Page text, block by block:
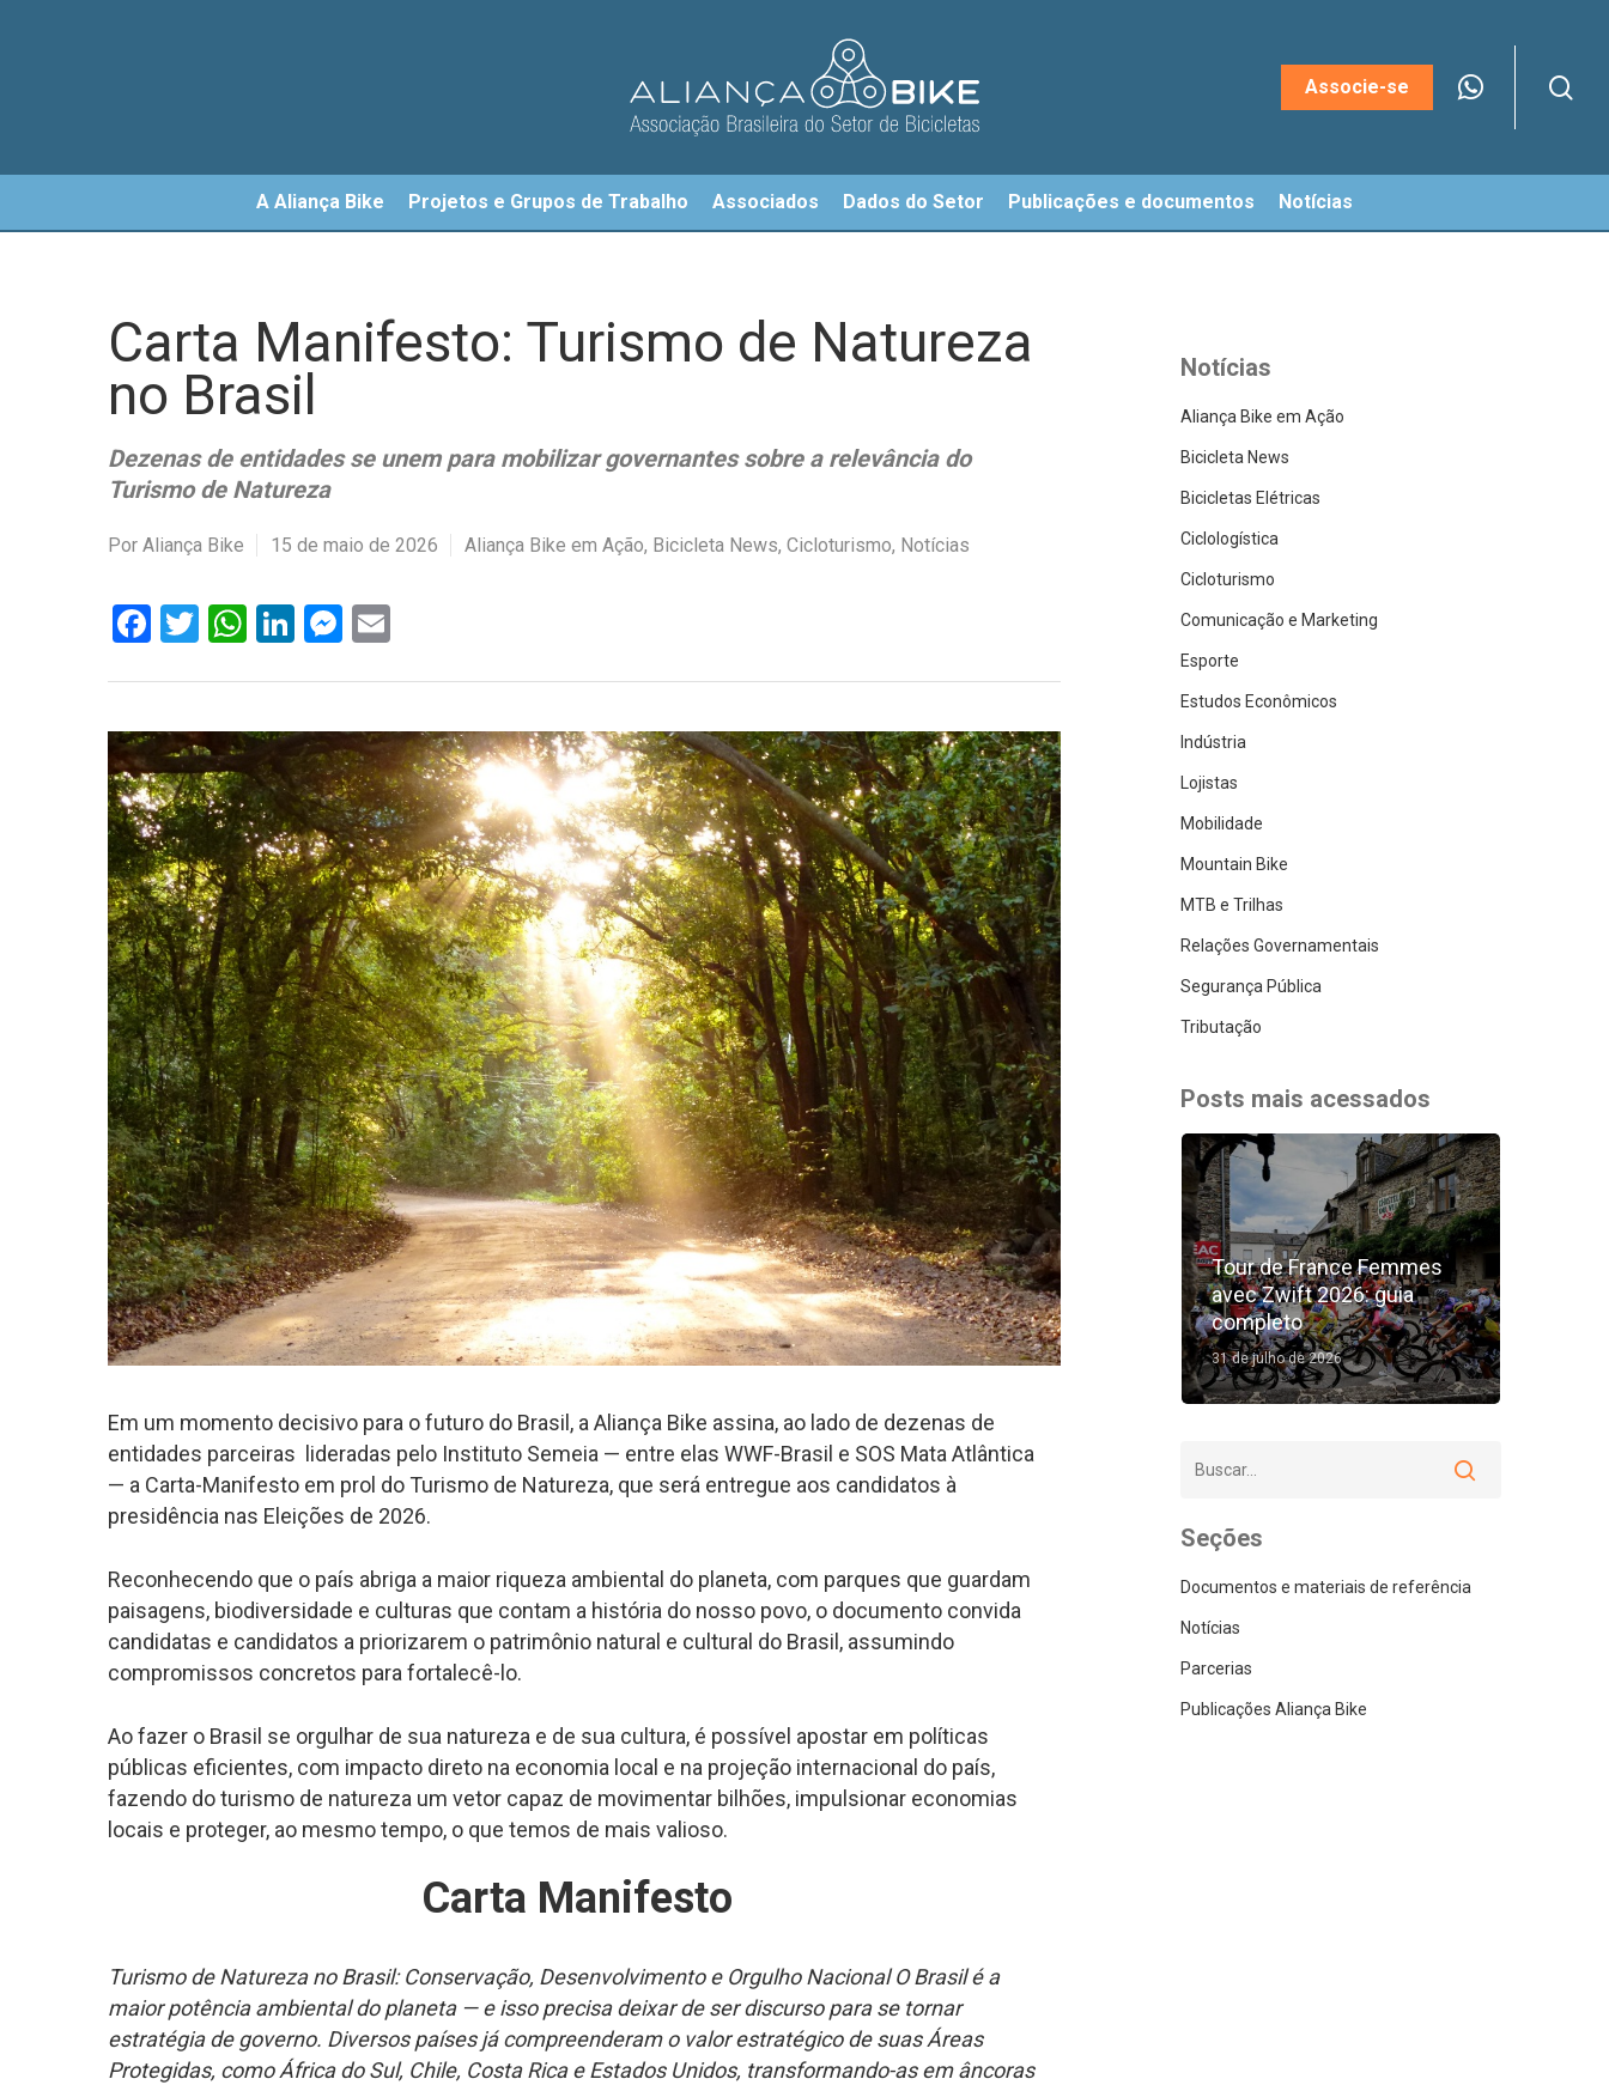
Hit enter to search or ESC to close
Associe-se
A Aliança Bike Projetos e Grupos de Trabalho Associados Dados do Setor Publicações e documentos Notícias
Carta Manifesto: Turismo de Natureza
no Brasil
Dezenas de entidades se unem para mobilizar governantes sobre a relevância do
Turismo de Natureza
Por Aliança Bike 15 de maio de 2026 Aliança Bike em Ação, Bicicleta News, Cicloturismo, Notícias
Facebook
Twitter
WhatsApp
LinkedIn
Messenger
Em um momento decisivo para o futuro do Brasil, a Aliança Bike assina, ao lado de dezenas de
entidades parceiras lideradas pelo Instituto Semeia — entre elas WWF-Brasil e SOS Mata Atlântica
— a Carta-Manifesto em prol do Turismo de Natureza, que será entregue aos candidatos à
presidência nas Eleições de 2026.
Reconhecendo que o país abriga a maior riqueza ambiental do planeta, com parques que guardam
paisagens, biodiversidade e culturas que contam a história do nosso povo, o documento convida
candidatas e candidatos a priorizarem o patrimônio natural e cultural do Brasil, assumindo
compromissos concretos para fortalecê-lo.
Ao fazer o Brasil se orgulhar de sua natureza e de sua cultura, é possível apostar em políticas
públicas eficientes, com impacto direto na economia local e na projeção internacional do país,
fazendo do turismo de natureza um vetor capaz de movimentar bilhões, impulsionar economias
locais e proteger, ao mesmo tempo, o que temos de mais valioso.
Carta Manifesto
Turismo de Natureza no Brasil: Conservação, Desenvolvimento e Orgulho Nacional O Brasil é a
maior potência ambiental do planeta — e isso precisa deixar de ser discurso para se tornar
estratégia de governo. Diversos países já compreenderam o valor estratégico de suas Áreas
Protegidas, como África do Sul, Chile, Costa Rica e Estados Unidos, transformando-as em âncoras
Notícias
Aliança Bike em Ação
Bicicleta News
Bicicletas Elétricas
Ciclologística
Cicloturismo
Comunicação e Marketing
Esporte
Estudos Econômicos
Indústria
Lojistas
Mobilidade
Mountain Bike
MTB e Trilhas
Relações Governamentais
Segurança Pública
Tributação
Posts mais acessados
Tour de France Femmes
avec Zwift 2026: guia
completo
31 de julho de 2026
Seções
Documentos e materiais de referência
Notícias
Parcerias
Publicações Aliança Bike